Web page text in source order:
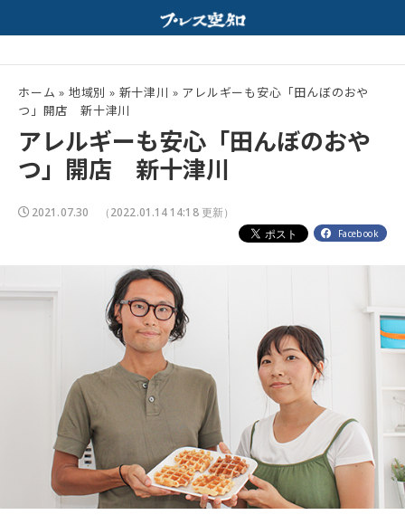
ホーム » 地域別 » 新十津川 » アレルギーも安心「田んぼのおや
つ」開店 新十津川
アレルギーも安心「田んぼのおや
つ」開店 新十津川
2021.07.30 （2022.01.14 14:18 更新）
Facebook